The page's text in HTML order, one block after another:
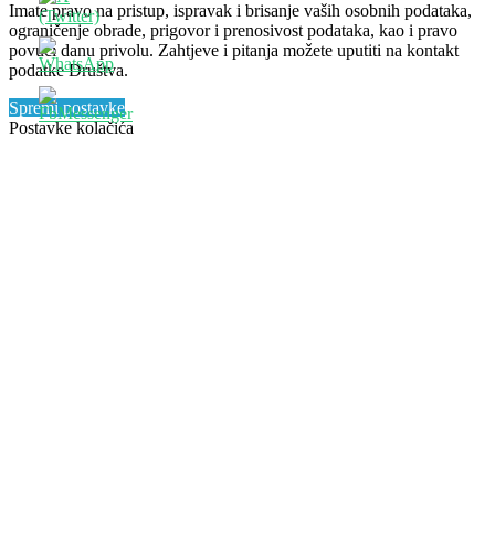
Imate pravo na pristup, ispravak i brisanje vaših osobnih podataka,
ograničenje obrade, prigovor i prenosivost podataka, kao i pravo
povući danu privolu. Zahtjeve i pitanja možete uputiti na kontakt
podatke Društva.
Spremi postavke
Postavke kolačića